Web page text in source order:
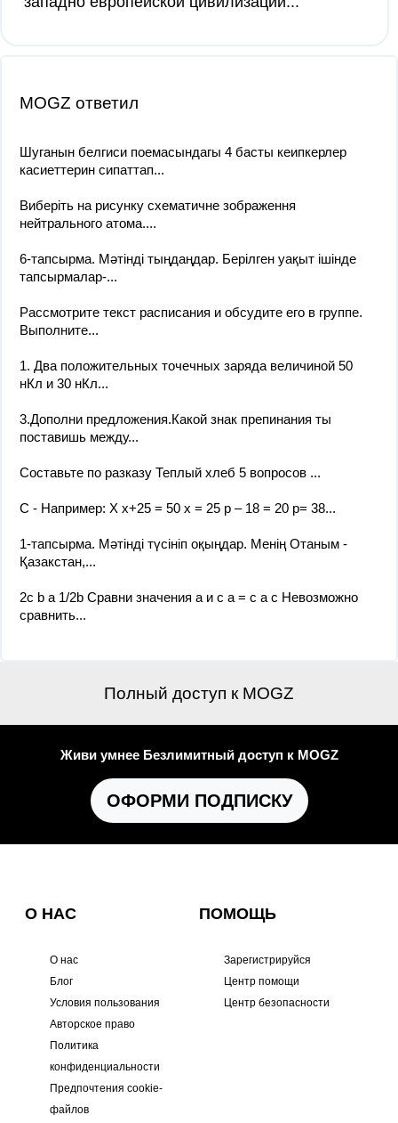
MOGZ ответил
Шуганын белгиси поемасындагы 4 басты кеипкерлер
касиеттерин сипаттап...
Виберіть на рисунку схематичне зображення
нейтрального атома....
6-тапсырма. Мәтінді тыңдаңдар. Берілген уақыт ішінде
тапсырмалар-...
Рассмотрите текст расписания и обсудите его в группе.
Выполните...
1. Два положительных точечных заряда величиной 50
нКл и 30 нКл...
3.Дополни предложения.Какой знак препинания ты
поставишь между...
Составьте по разказу Теплый хлеб 5 вопросов ​...
C - Например: X х+25 = 50 х = 25 р – 18 = 20 p= 38​...
1-тапсырма. Мәтінді түсініп оқыңдар. Менің Отаным -
Қазакстан,...
2c b a 1/2b Сравни значения a и c а = c a c Невозможно
сравнить...
Полный доступ к MOGZ
Живи умнее Безлимитный доступ к MOGZ
ОФОРМИ ПОДПИСКУ
О НАС
О нас
Блог
Условия пользования
Авторское право
Политика
конфиденциальности
Предпочтения cookie-
файлов
ПОМОЩЬ
Зарегистрируйся
Центр помощи
Центр безопасности